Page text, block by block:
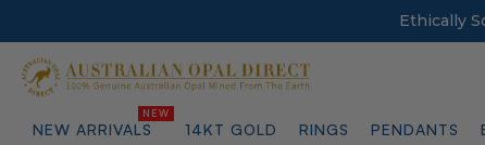
Ethically
NEW ARRIVALS 14KT GOLD RINGS PENDANTS